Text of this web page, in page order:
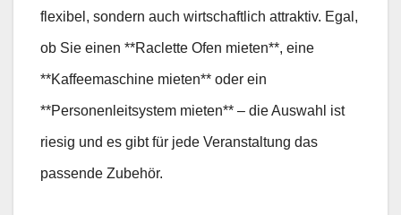
flexibel, sondern auch wirtschaftlich attraktiv. Egal,
ob Sie einen **Raclette Ofen mieten**, eine
**Kaffeemaschine mieten** oder ein
**Personenleitsystem mieten** – die Auswahl ist
riesig und es gibt für jede Veranstaltung das
passende Zubehör.